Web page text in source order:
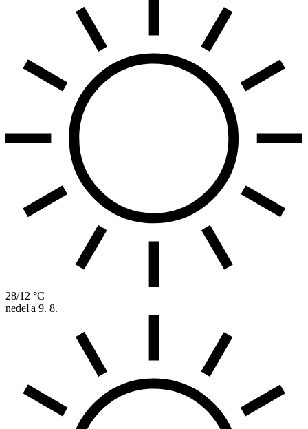
28/12 °C
nedeľa 9. 8.